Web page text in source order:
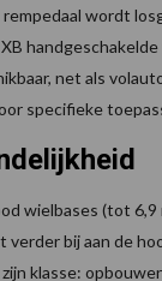
wordt
net als
specifieke
wielbases (tot 6,9
verder bij aan de
klasse: